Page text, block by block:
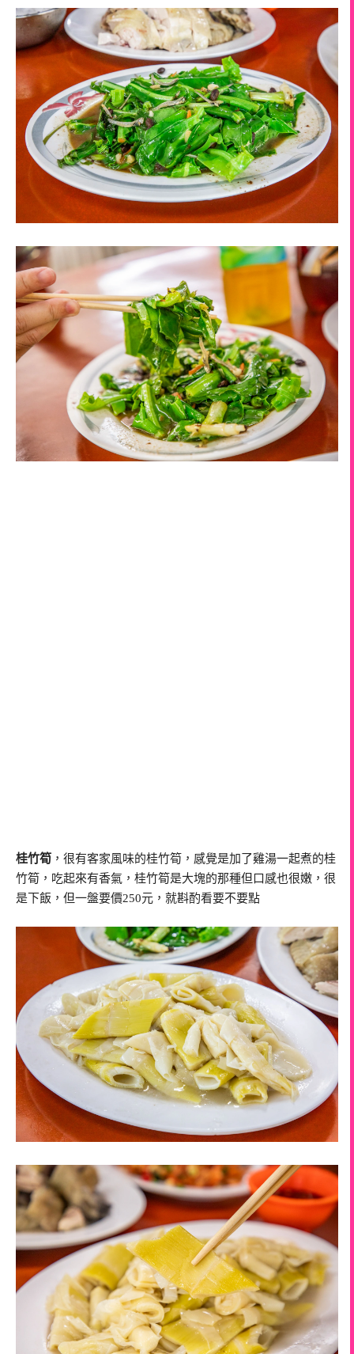
桂竹筍 ，很有客家風味的桂竹筍，感覺是加了雞湯一起煮的桂
竹筍，吃起來有香氣，桂竹筍是大塊的那種但口感也很嫩，很
是下飯，但一盤要價250元，就斟酌看要不要點